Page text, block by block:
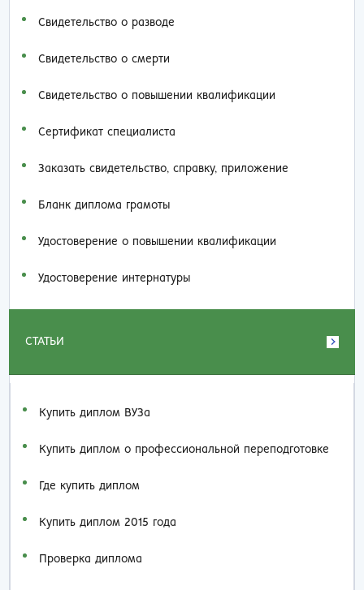
Свидетельство о разводе
Свидетельство о смерти
Свидетельство о повышении квалификации
Сертификат специалиста
Заказать cвидетельство, справку, приложение
Бланк диплома грамоты
Удостоверение о повышении квалификации
Удостоверение интернатуры
СТАТЬИ
Купить диплом ВУЗа
Купить диплом о профессиональной переподготовке
Где купить диплом
Купить диплом 2015 года
Проверка диплома